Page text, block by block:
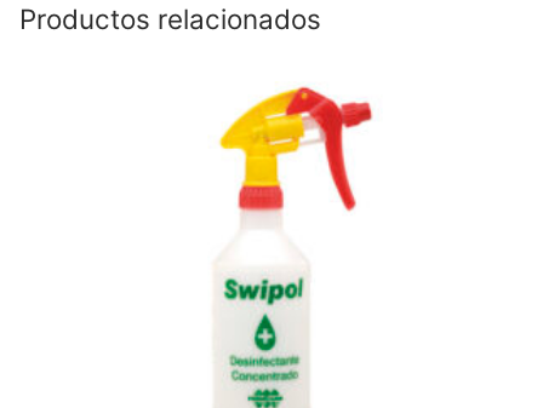
Productos relacionados